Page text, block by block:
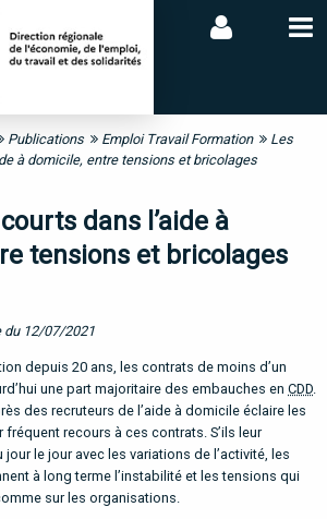
Publications Emploi Travail Formation
Les
à domicile, entre tensions et bricolages
dans l’aide à
tensions et bricolages
du 12/07/2021
depuis 20 ans, les contrats de moins d’un
une part majoritaire des embauches en CDD.
des recruteurs de l’aide à domicile éclaire les
recours à ces contrats. S’ils leur
le jour avec les variations de l’activité, les
à long terme l’instabilité et les tensions qui
sur les organisations.